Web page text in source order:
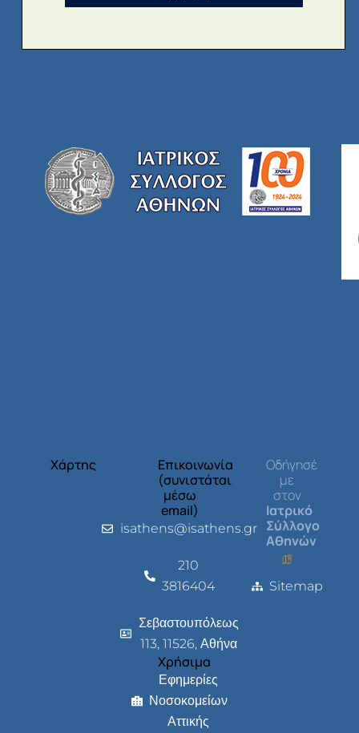
Χάρτης
Επικοινωνία
(συνιστάται
μέσω
email)
isathens@isathens.gr
210
3816404
Σεβαστουπόλεως
113, 11526, Αθήνα
Χρήσιμα
Εφημερίες
Νοσοκομείων
Αττικής
Οδήγησέ
με
στον
Ιατρικό
Σύλλογο
Αθηνών
Sitemap